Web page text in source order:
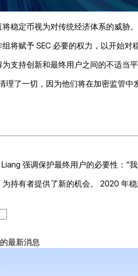
稳定币视为对传统经济体系的威胁
将赋予 SEC 必要的权力，以开始
支持创新和最终用户之间的不适当
理了一切，因为他们将在加密监管
强调保护最终用户的必要性：“
持有者提供了新的机会。 2020 年
最新消息